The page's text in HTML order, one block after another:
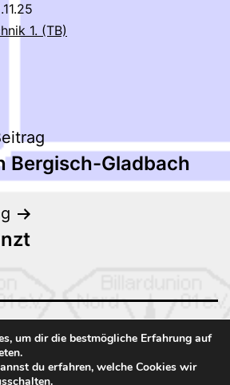
1. (TB)
Bergisch-Gladbach
01
WordPress.
um dir die bestmögliche Erfahrung auf
du erfahren, welche Cookies wir